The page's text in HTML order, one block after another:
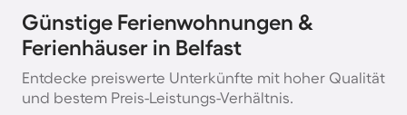
Günstige Ferienwohnungen &
Ferienhäuser in Belfast
Entdecke preiswerte Unterkünfte mit hoher Qualität
und bestem Preis-Leistungs-Verhältnis.